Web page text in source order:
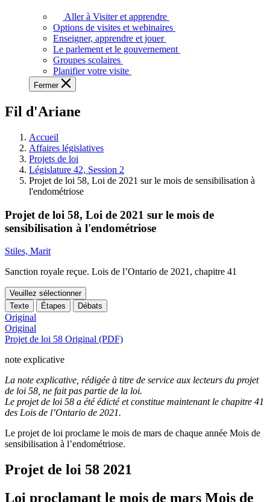
voir,
apprendre
et
à
à
législative.
Aller à Visiter et apprendre
Options de visites et webinaires
Enseigner, apprendre et jouer
Le parlement et le gouvernement
Groupes scolaires
Planifier votre visite
Fermer
Fil d'Ariane
Accueil
Affaires législatives
Projets de loi
Législature 42, Session 2
Projet de loi 58, Loi de 2021 sur le mois de sensibilisation à
l'endométriose
Projet de loi 58, Loi de 2021 sur le mois de
sensibilisation à l'endométriose
Stiles, Marit
Sanction royale reçue. Lois de l’Ontario de 2021, chapitre 41
Veuillez sélectionner
Texte
Étapes Débats
Original
Original
Projet de loi 58 Original (PDF)
note explicative
La note explicative, rédigée à titre de service aux lecteurs du projet
de loi 58, ne fait pas partie de la loi.
Le projet de loi 58 a été édicté et constitue maintenant le chapitre 41
des Lois de l’Ontario de 2021.
Le projet de loi proclame le mois de mars de chaque année Mois de
sensibilisation à l’endométriose.
Projet de loi 58 2021
Loi proclamant le mois de mars Mois de